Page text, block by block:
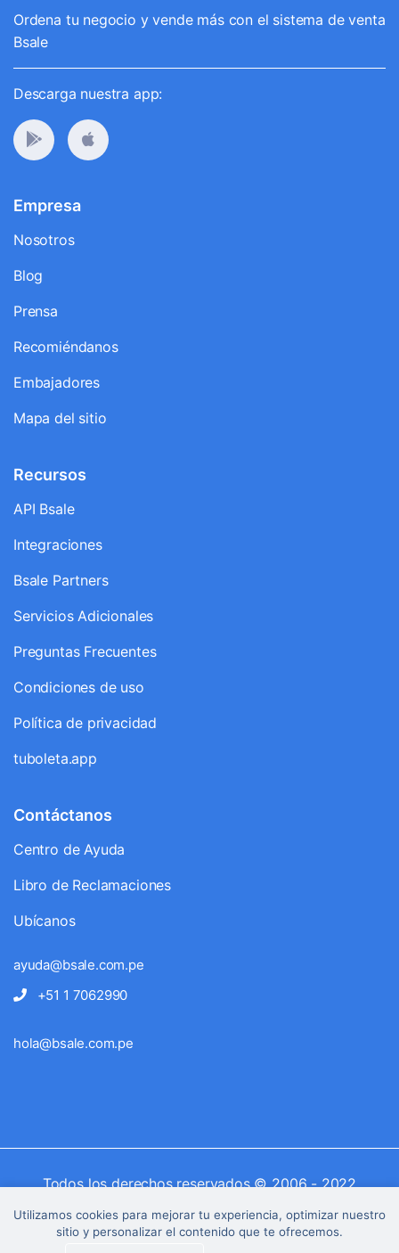
Ordena tu negocio y vende más con el sistema de venta
Bsale
Descarga nuestra app:
Empresa
Nosotros
Blog
Prensa
Recomiéndanos
Embajadores
Mapa del sitio
Recursos
API Bsale
Integraciones
Bsale Partners
Servicios Adicionales
Preguntas Frecuentes
Condiciones de uso
Política de privacidad
tuboleta.app
Contáctanos
Centro de Ayuda
Libro de Reclamaciones
Ubícanos
ayuda@bsale.com.pe
+51 1 7062990
hola@bsale.com.pe
Todos los derechos reservados © 2006 - 2022
Utilizamos cookies para mejorar tu experiencia, optimizar nuestro
sitio y personalizar el contenido que te ofrecemos.